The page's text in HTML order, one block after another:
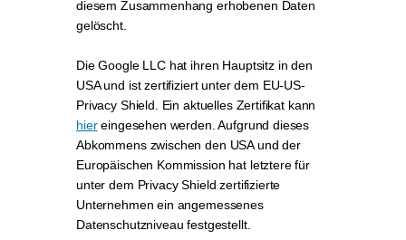
diesem Zusammenhang erhobenen Daten
gelöscht.
Die Google LLC hat ihren Hauptsitz in den
USA und ist zertifiziert unter dem EU-US-
Privacy Shield. Ein aktuelles Zertifikat kann
hiereingesehen werden. Aufgrund dieses
Abkommens zwischen den USA und der
Europäischen Kommission hat letztere für
unter dem Privacy Shield zertifizierte
Unternehmen ein angemessenes
Datenschutzniveau festgestellt.